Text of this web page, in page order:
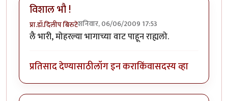
विशाल भौ !
प्रा.डॉ.दिलीप बिरुटेशनिवार, 06/06/2009 17:53
लै भारी, मोहरल्या भागाच्या वाट पाहून राह्यलो.
प्रतिसाद देण्यासाठीलॉग इन कराकिंवासदस्य व्हा